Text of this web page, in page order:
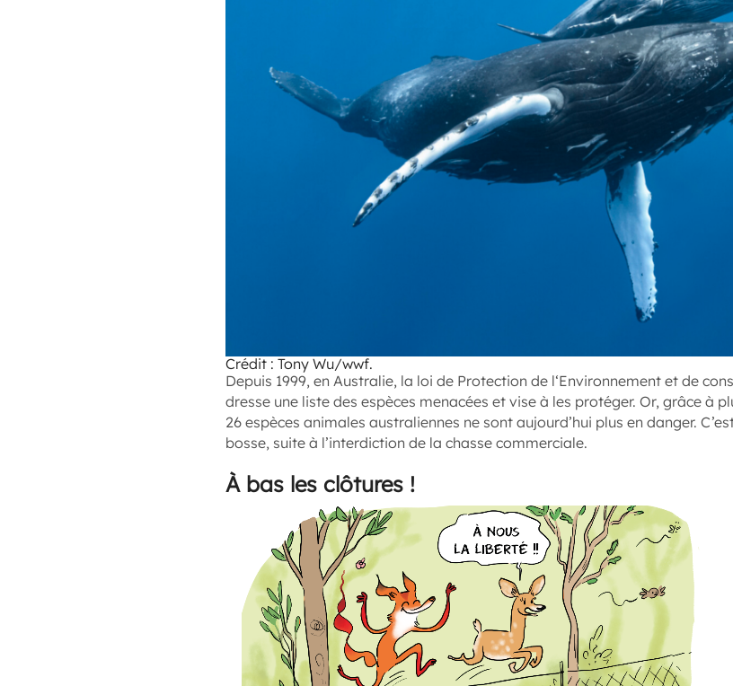
Crédit : Tony Wu/wwf.
Depuis 1999, en Australie, la loi de Protection de l‘Environnement et de
dresse une liste des espèces menacées et vise à les protéger. Or, grâce à
26 espèces animales australiennes ne sont aujourd’hui plus en danger.
bosse, suite à l’interdiction de la chasse commerciale.
À bas les clôtures !